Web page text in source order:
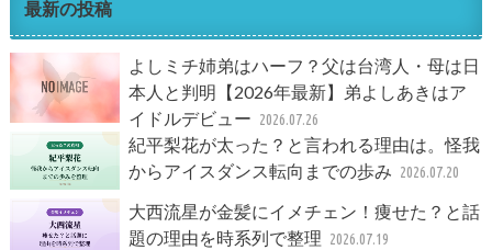
最新の投稿
よしミチ姉弟はハーフ？父は台湾人・母は日
本人と判明【2026年最新】弟よしあきはア
イドルデビュー 2026.07.26
紀平梨花が太った？と言われる理由は。怪我
からアイスダンス転向までの歩み 2026.07.20
大西流星が金髪にイメチェン！痩せた？と話
題の理由を時系列で整理 2026.07.19